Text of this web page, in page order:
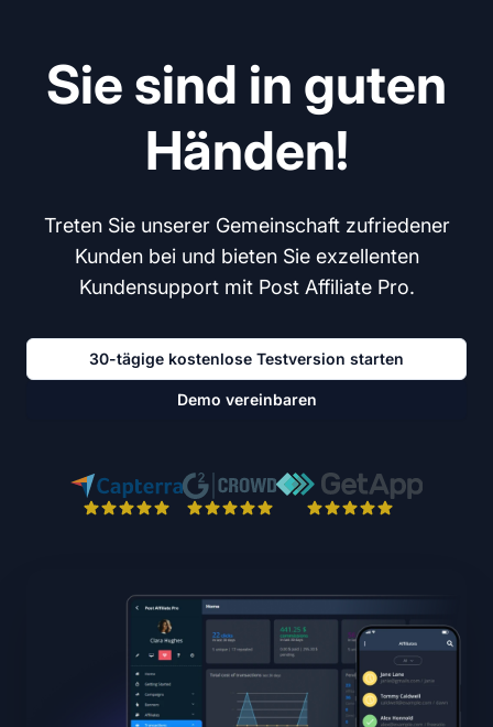
Sie sind in guten
Händen!
Treten Sie unserer Gemeinschaft zufriedener
Kunden bei und bieten Sie exzellenten
Kundensupport mit Post Affiliate Pro.
30-tägige kostenlose Testversion starten
Demo vereinbaren